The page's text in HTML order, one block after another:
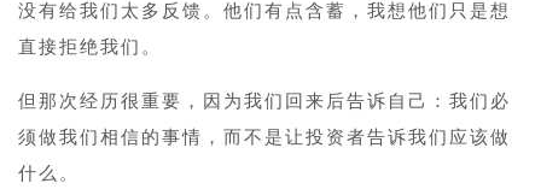
没有给我们太多反馈。他们有点含蓄，我想他们只是想
直接拒绝我们。
但那次经历很重要，因为我们回来后告诉自己：我们必
须做我们相信的事情，而不是让投资者告诉我们应该做
什么。